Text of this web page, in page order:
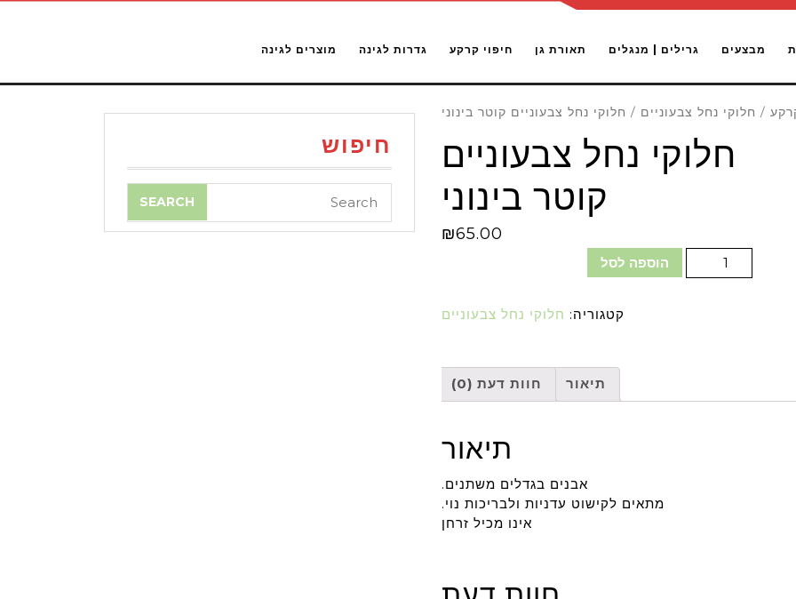
מבצעים גרילים | מנגלים תאורת גן חיפוי קרקע גדרות לגינה מוצרים לגינה
/ חלוקי נחל צבעוניים / חלוקי נחל צבעוניים קוטר בינוני
חלוקי נחל צבעוניים
קוטר בינוני
₪65.00
הוספה לסל
קטגוריה: חלוקי נחל צבעוניים
תיאור חוות דעת (0)
תיאור
אבנים בגדלים משתנים.
מתאים לקישוט עדניות ולבריכות נוי.
אינו מכיל זרחן
חיפוש